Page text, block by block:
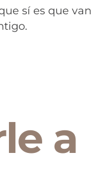
sí es que van
a